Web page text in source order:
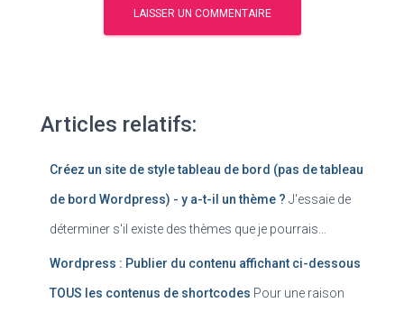
Articles relatifs:
Créez un site de style tableau de bord (pas de tableau
de bord Wordpress) - y a-t-il un thème ? J'essaie de
déterminer s'il existe des thèmes que je pourrais…
Wordpress : Publier du contenu affichant ci-dessous
TOUS les contenus de shortcodes Pour une raison